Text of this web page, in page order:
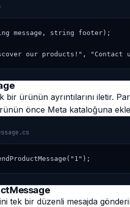
message, string footer);
our products!",
ürünün ayrıntılarını iletir.
önce Meta kataloğuna
tek bir düzenli mesajda